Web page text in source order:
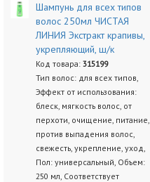
Шампунь для всех типов
волос 250мл ЧИСТАЯ
ЛИНИЯ Экстракт крапивы,
укрепляющий, ш/к
Код товара: 315199
Тип волос: для всех типов,
Эффект от использования:
блеск, мягкость волос, от
перхоти, очищение, питание,
против выпадения волос,
свежесть, укрепление, уход,
Пол: универсальный, Объем:
250 мл, Соответствует